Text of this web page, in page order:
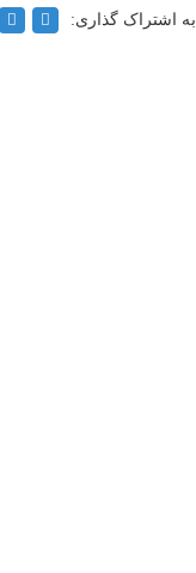
به اشتراک گذاری: